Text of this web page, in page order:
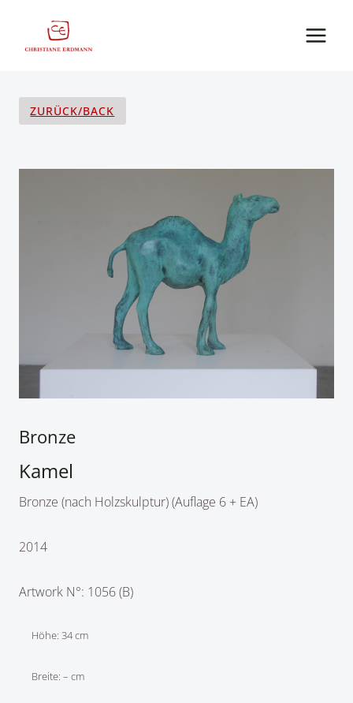
springen
ZURÜCK/BACK
Bronze
Kamel
Bronze (nach Holzskulptur) (Auflage 6 + EA)
2014
Artwork N°: 1056 (B)
Höhe: 34 cm
Breite: – cm